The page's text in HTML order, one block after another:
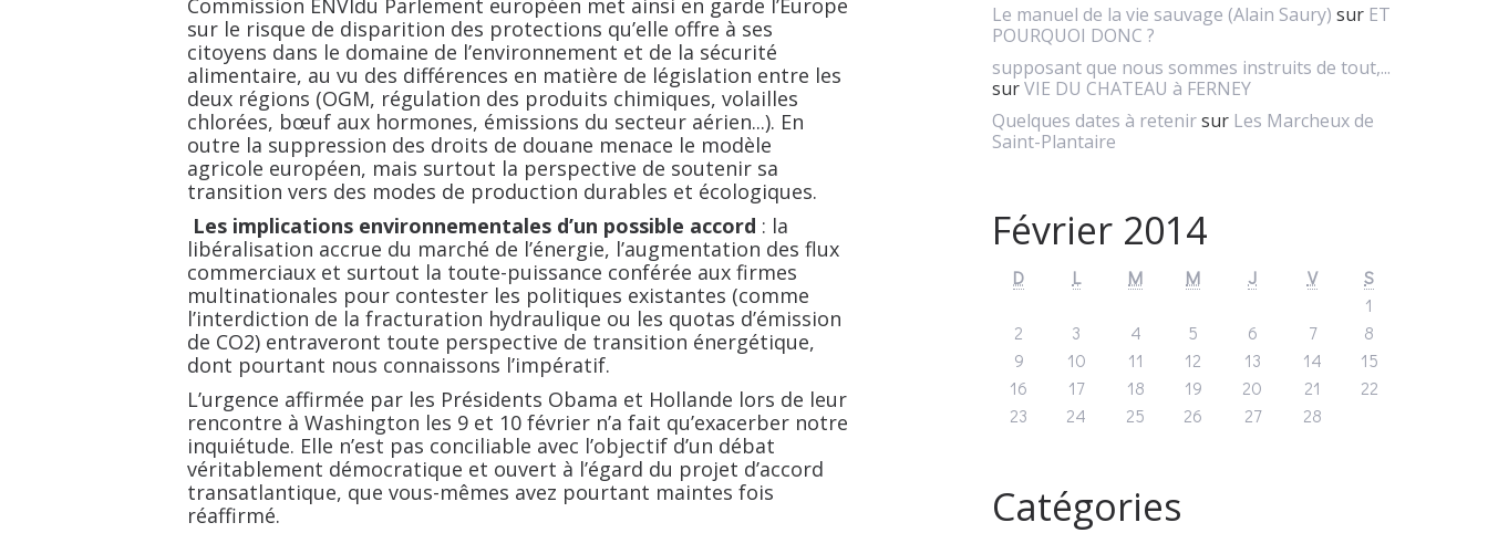
Commission ENVIdu Parlement européen met ainsi en garde l’Europe
sur le risque de disparition des protections qu’elle offre à ses
citoyens dans le domaine de l’environnement et de la sécurité
alimentaire, au vu des différences en matière de législation entre les
deux régions (OGM, régulation des produits chimiques, volailles
chlorées, bœuf aux hormones, émissions du secteur aérien...). En
outre la suppression des droits de douane menace le modèle
agricole européen, mais surtout la perspective de soutenir sa
transition vers des modes de production durables et écologiques.
Les implications environnementales d’un possible accord : la
libéralisation accrue du marché de l’énergie, l’augmentation des flux
commerciaux et surtout la toute-puissance conférée aux firmes
multinationales pour contester les politiques existantes (comme
l’interdiction de la fracturation hydraulique ou les quotas d’émission
de CO2) entraveront toute perspective de transition énergétique,
dont pourtant nous connaissons l’impératif.
L’urgence affirmée par les Présidents Obama et Hollande lors de leur
rencontre à Washington les 9 et 10 février n’a fait qu’exacerber notre
inquiétude. Elle n’est pas conciliable avec l’objectif d’un débat
véritablement démocratique et ouvert à l’égard du projet d’accord
transatlantique, que vous-mêmes avez pourtant maintes fois
réaffirmé.
Le manuel de la vie sauvage (Alain Saury) sur ET
POURQUOI DONC ?
supposant que nous sommes instruits de tout,...
surVIE DU CHATEAU à FERNEY
Quelques dates à retenirsur Les Marcheux de
Saint-Plantaire
Février 2014
D L M M J V
S
1
2
3 4 5 6 7
8
9
10 11 12 13 14
15
16
17 18 19 20 21
22
23
24 25 26 27 28
Catégories